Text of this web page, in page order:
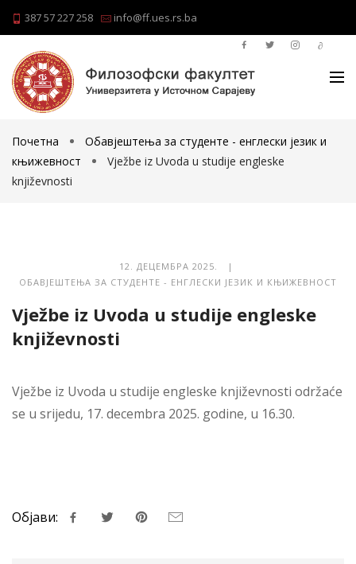
387 57 227 258 info@ff.ues.rs.ba
Почетна
Обавјештења за студенте - енглески језик и
књижевност
Vježbe iz Uvoda u studije engleske
književnosti
12. ДЕЦЕМБРА 2025. |
ОБАВЈЕШТЕЊА ЗА СТУДЕНТЕ - ЕНГЛЕСКИ ЈЕЗИК И КЊИЖЕВНОСТ
Vježbe iz Uvoda u studije engleske
književnosti
Vježbe iz Uvoda u studije engleske književnosti održaće
se u srijedu, 17. decembra 2025. godine, u 16.30.
Објави: